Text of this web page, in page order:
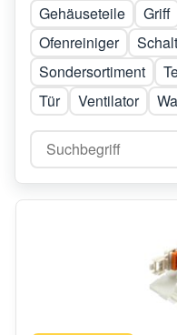
Gehäuseteile
Griff
Ofenreiniger
Sondersortiment
Tür
Ventilator